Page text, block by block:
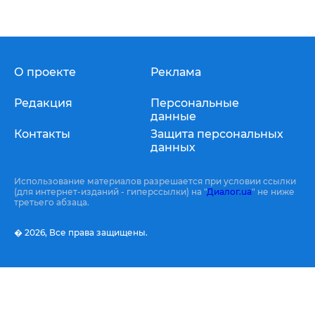
О проекте
Редакция
Контакты
Реклама
Персональные
данные
Защита персональных
данных
Использование материалов разрешается при условии ссылки
(для интернет-изданий - гиперссылки) на "Диалог.ua" не ниже
третьего абзаца.
� 2026, Все права защищены.